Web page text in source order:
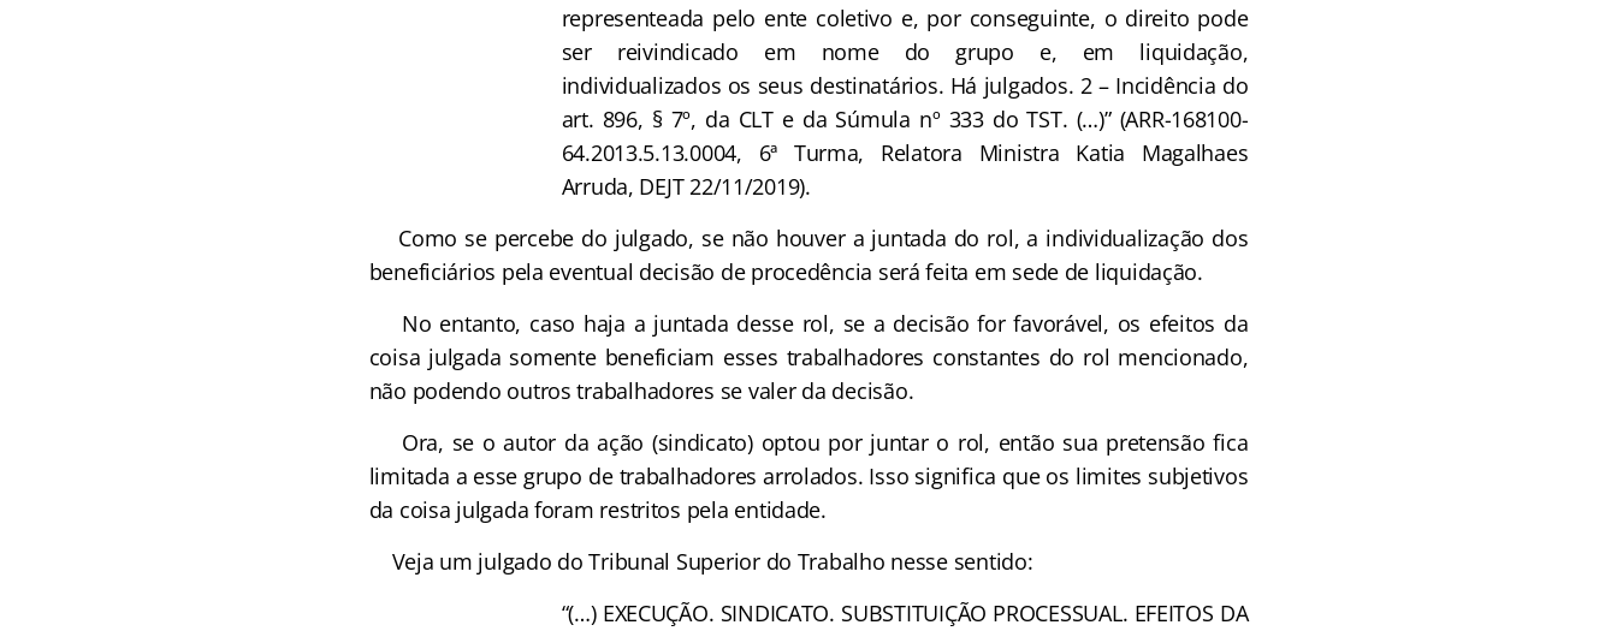
representeada pelo ente coletivo e, por conseguinte, o direito pode
ser reivindicado em nome do grupo e, em liquidação,
individualizados os seus destinatários. Há julgados. 2 – Incidência do
art. 896, § 7º, da CLT e da Súmula nº 333 do TST. (…)” (ARR-168100-
64.2013.5.13.0004, 6ª Turma, Relatora Ministra Katia Magalhaes
Arruda, DEJT 22/11/2019).
Como se percebe do julgado, se não houver a juntada do rol, a individualização dos
beneficiários pela eventual decisão de procedência será feita em sede de liquidação.
No entanto, caso haja a juntada desse rol, se a decisão for favorável, os efeitos da
coisa julgada somente beneficiam esses trabalhadores constantes do rol mencionado,
não podendo outros trabalhadores se valer da decisão.
Ora, se o autor da ação (sindicato) optou por juntar o rol, então sua pretensão fica
limitada a esse grupo de trabalhadores arrolados. Isso significa que os limites subjetivos
da coisa julgada foram restritos pela entidade.
Veja um julgado do Tribunal Superior do Trabalho nesse sentido:
“(…) EXECUÇÃO. SINDICATO. SUBSTITUIÇÃO PROCESSUAL. EFEITOS DA